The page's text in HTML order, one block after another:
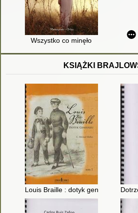
Wszystko co minęło
KSIĄŻKI
Louis Braille : dotyk geniuszu. T. 1